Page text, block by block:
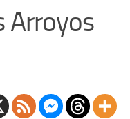
Arroyos